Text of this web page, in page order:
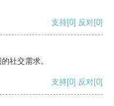
支持[0] 反对[0]
社交需求。
支持[0] 反对[0]